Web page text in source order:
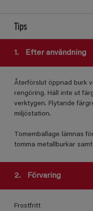
Tips
1. Efter användning
Återförslut öppnad burk
rengöring. Häll inte ut
verktygen. Flytande
miljöstation.
Tomemballage lämnas
tomma metallburkar
2. Förvaring
Frostfritt